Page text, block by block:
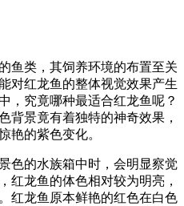
鱼类，其饲养环境的布置至关
对红龙鱼的整体视觉效果产生
，究竟哪种最适合红龙鱼呢？
背景竟有着独特的神奇效果，
艳的紫色变化。
色的水族箱中时，会明显察觉
红龙鱼的体色相对较为明亮，
红龙鱼原本鲜艳的红色在白色